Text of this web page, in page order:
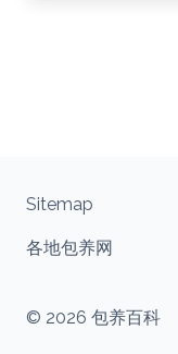
© 2026 包养百科
Sitemap
各地包养网